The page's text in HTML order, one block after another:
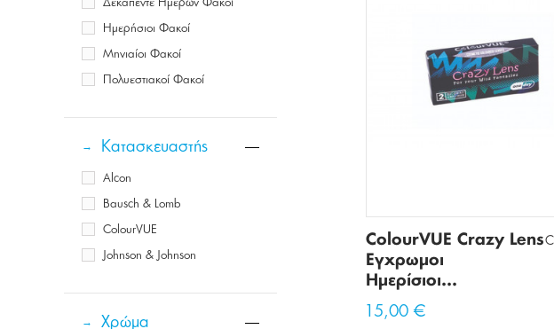
Πανάκια
Τσάντες Μέσης
Τσάντες Χιαστί
Δεκαπέντε Ημερών Φακοί
Ημερήσιοι Φακοί
Μηνιαίοι Φακοί
Πολυεστιακοί Φακοί
Κατασκευαστής
Alcon
Bausch & Lomb
ColourVUE
Johnson & Johnson
Χρώμα
ColourVUE Crazy Lens
Εγχρωμοι
Ημερίσιοι...
15,00 €